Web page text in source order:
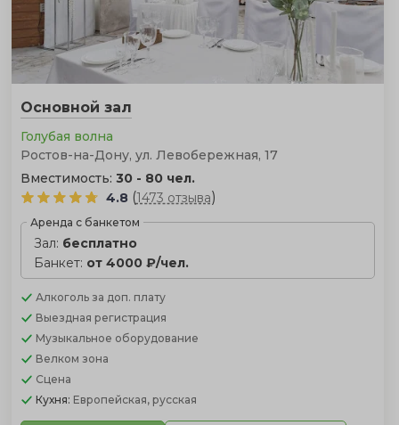
Основной зал
Голубая волна
Ростов-на-Дону, ул. Левобережная, 17
Вместимость: 30 - 80 чел.
4.8 (1473 отзыва)
Аренда с банкетом
Зал: бесплатно
Банкет: от 4000 ₽/чел.
Алкоголь за доп. плату
Выездная регистрация
Музыкальное оборудование
Велком зона
Сцена
Кухня: Европейская, русская